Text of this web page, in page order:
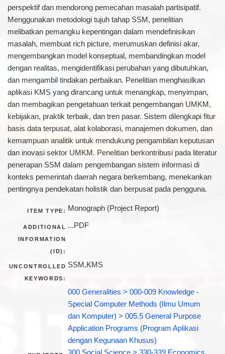
perspektif dan mendorong pemecahan masalah partisipatif.
Menggunakan metodologi tujuh tahap SSM, penelitian
melibatkan pemangku kepentingan dalam mendefinisikan
masalah, membuat rich picture, merumuskan definisi akar,
mengembangkan model konseptual, membandingkan model
dengan realitas, mengidentifikasi perubahan yang dibutuhkan,
dan mengambil tindakan perbaikan. Penelitian menghasilkan
aplikasi KMS yang dirancang untuk menangkap, menyimpan,
dan membagikan pengetahuan terkait pengembangan UMKM,
kebijakan, praktik terbaik, dan tren pasar. Sistem dilengkapi fitur
basis data terpusat, alat kolaborasi, manajemen dokumen, dan
kemampuan analitik untuk mendukung pengambilan keputusan
dan inovasi sektor UMKM. Penelitian berkontribusi pada literatur
penerapan SSM dalam pengembangan sistem informasi di
konteks pemerintah daerah negara berkembang, menekankan
pentingnya pendekatan holistik dan berpusat pada pengguna.
ITEM TYPE: Monograph (Project Report)
ADDITIONAL
INFORMATION
(ID):
...PDF
UNCONTROLLED
KEYWORDS:
SSM,KMS
000 Generalities > 000-009 Knowledge -
Special Computer Methods (Ilmu Umum
dan Komputer) > 005.5 General Purpose
Application Programs (Program Aplikasi
dengan Kegunaan Khusus)